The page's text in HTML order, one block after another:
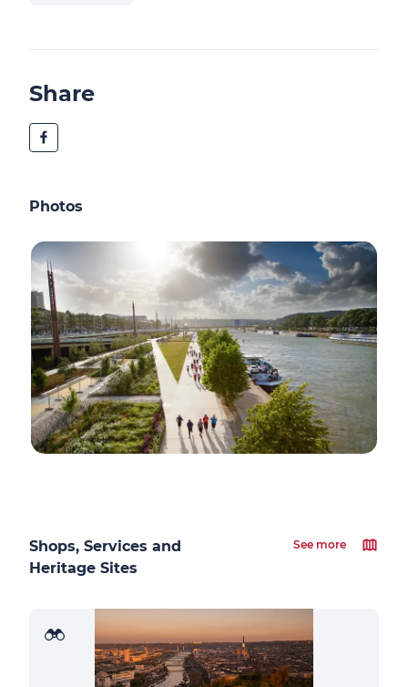
Share
Photos
Shops, Services and
Heritage Sites
See more